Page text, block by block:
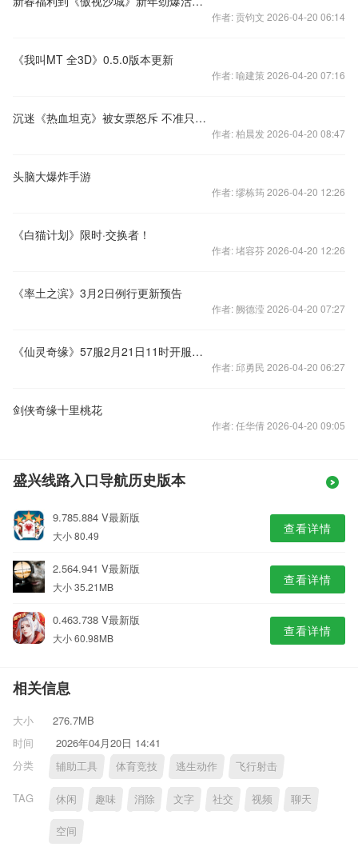
作者: 贡钧文 2026-04-20 06:14
《我叫MT 全3D》0.5.0版本更新
作者: 喻建策 2026-04-20 07:16
沉迷《热血坦克》被女票怒斥 不准只顾着打炮
作者: 柏晨发 2026-04-20 08:47
头脑大爆炸手游
作者: 缪栋筠 2026-04-20 12:26
《白猫计划》限时·交换者！
作者: 堵容芬 2026-04-20 12:26
《率土之滨》3月2日例行更新预告
作者: 阙德滢 2026-04-20 07:27
《仙灵奇缘》57服2月21日11时开服公告
作者: 邱勇民 2026-04-20 06:27
剑侠奇缘十里桃花
作者: 任华倩 2026-04-20 09:05
盛兴线路入口导航历史版本
9.785.884 V最新版
大小 80.49 查看详情
2.564.941 V最新版
大小 35.21MB 查看详情
0.463.738 V最新版
大小 60.98MB 查看详情
相关信息
大小
276.7MB
时间
2026年04月20日 14:41
分类
辅助工具 体育竞技 逃生动作 飞行射击
TAG 休闲 趣味 消除 文字 社交 视频 聊天
空间